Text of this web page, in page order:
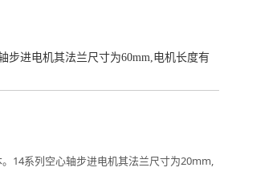
步进电机其法兰尺寸为60mm,电机长度有
14系列空心轴步进电机其法兰尺寸为20mm,